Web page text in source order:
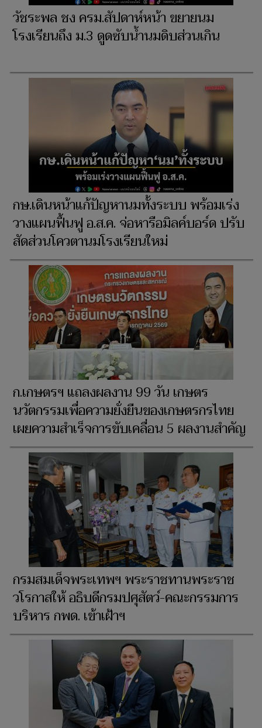
วัชระพล ชง ครม.สัปดาห์หน้า ขยายนม
โรงเรียนถึง ม.3 ดูดซับน้ำนมดิบส่วนเกิน
กษ.เดินหน้าแก้ปัญหานมทั้งระบบ พร้อมเร่ง
วางแผนฟื้นฟู อ.ส.ค. จ่อหารือมิลค์บอร์ด ปรับ
สัดส่วนโควตานมโรงเรียนใหม่
ก.เกษตรฯ แถลงผลงาน 99 วัน เกษตร
นวัตกรรมเพื่อความยั่งยืนของเกษตรกรไทย
เผยความสำเร็จการขับเคลื่อน 5 ผลงานสำคัญ
กรมสมเด็จพระเทพฯ พระราชทานพระราช
วโรกาสให้ อธิบดีกรมปศุสัตว์-คณะกรรมการ
บริหาร กพด. เข้าเฝ้าฯ